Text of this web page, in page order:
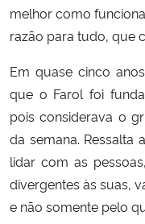
melhor como
razão para tudo, que
Em quase cinco
que o Farol foi
pois considerava o
da semana. Ressalta
lidar com as
divergentes às suas,
e não somente pelo